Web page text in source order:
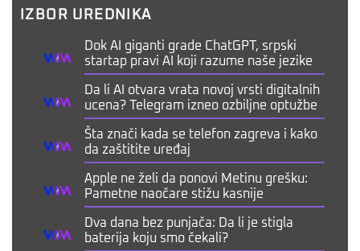
IZBOR UREDNIKA
Dok AI giganti grade ChatGPT, srpski
startap pravi AI koji razume naše jezike
Da li AI otvara vrata novoj vrsti digitalnih
ucena? Telegram izneo ozbiljne optužbe
Šta znači kada se telefon zagreva i kako
da zaštitite uređaj
Apple ne želi da ponovi Metinu grešku:
Pametne naočare stižu kasnije
Dva dana bez punjača: Da li je stigla
baterija koju smo čekali?